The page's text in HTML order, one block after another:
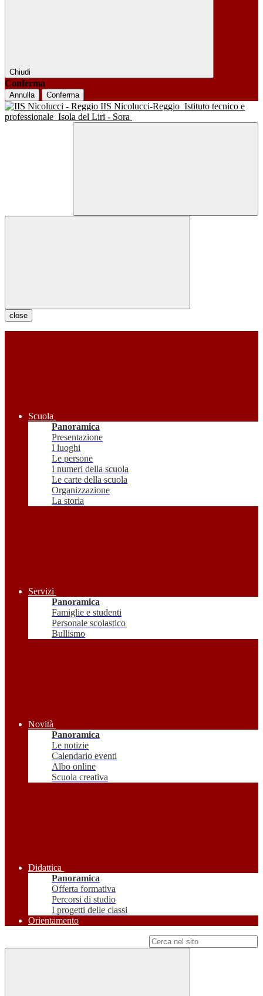
Chiudi
Conferma
Annulla Conferma
IIS Nicolucci-Reggio Istituto tecnico e
professionale Isola del Liri - Sora
close
Scuola
Panoramica
Presentazione
I luoghi
Le persone
I numeri della scuola
Le carte della scuola
Organizzazione
La storia
Servizi
Panoramica
Famiglie e studenti
Personale scolastico
Bullismo
Novità
Panoramica
Le notizie
Calendario eventi
Albo online
Scuola creativa
Didattica
Panoramica
Offerta formativa
Percorsi di studio
I progetti delle classi
Orientamento